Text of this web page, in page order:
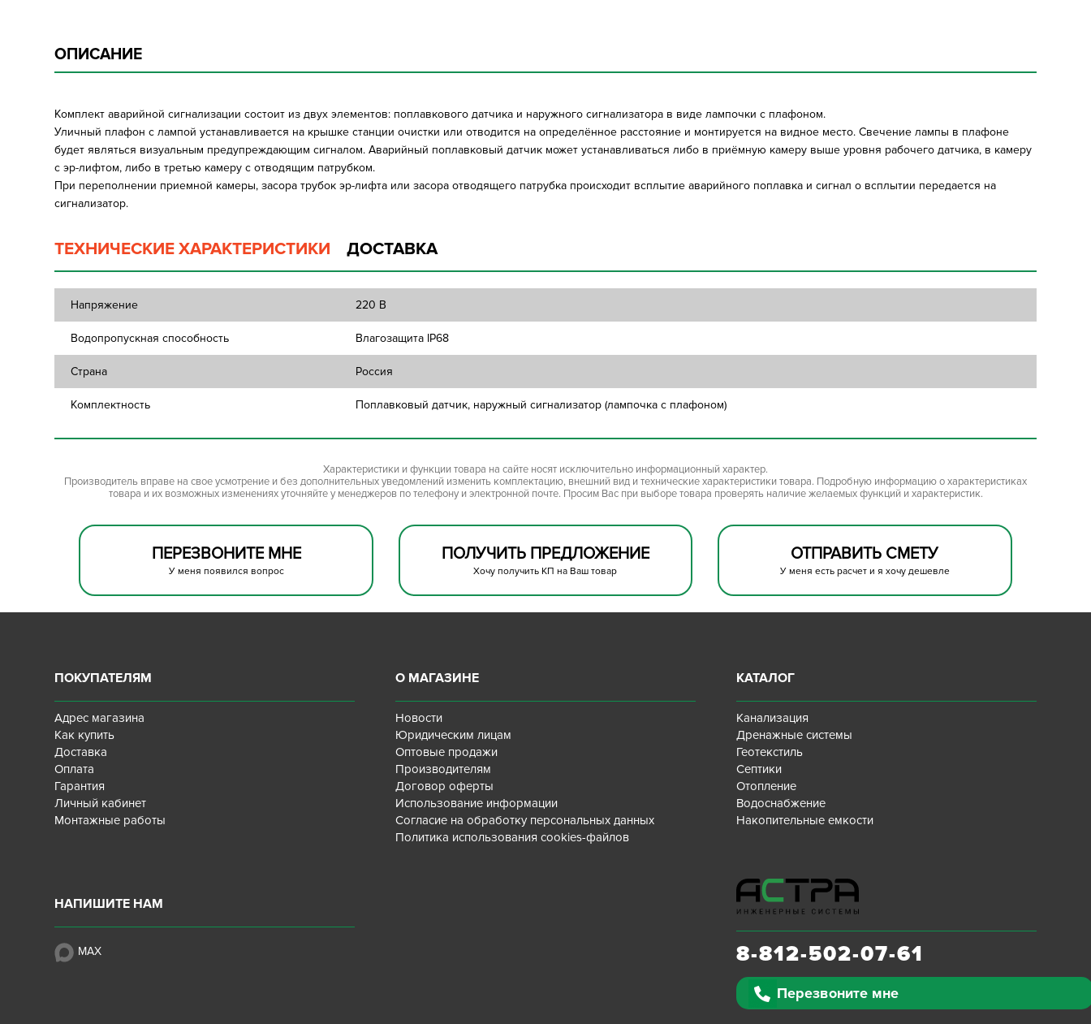
ОПИСАНИЕ
Комплект аварийной сигнализации состоит из двух элементов: поплавкового датчика и наружного сигнализатора в виде лампочки с плафоном.
Уличный плафон с лампой устанавливается на крышке станции очистки или отводится на определённое расстояние и монтируется на видное место. Свечение лампы в плафоне
будет являться визуальным предупреждающим сигналом. Аварийный поплавковый датчик может устанавливаться либо в приёмную камеру выше уровня рабочего датчика, в камеру
с эр-лифтом, либо в третью камеру с отводящим патрубком.
При переполнении приемной камеры, засора трубок эр-лифта или засора отводящего патрубка происходит всплытие аварийного поплавка и сигнал о всплытии передается на
сигнализатор.
ТЕХНИЧЕСКИЕ ХАРАКТЕРИСТИКИ ДОСТАВКА
Напряжение 220 В
Водопропускная способность Влагозащита IP68
Страна Россия
Комплектность Поплавковый датчик, наружный сигнализатор (лампочка с плафоном)
Характеристики и функции товара на сайте носят исключительно информационный характер.
Производитель вправе на свое усмотрение и без дополнительных уведомлений изменить комплектацию, внешний вид и технические характеристики товара. Подробную информацию о характеристиках
товара и их возможных изменениях уточняйте у менеджеров по телефону и электронной почте. Просим Вас при выборе товара проверять наличие желаемых функций и характеристик.
ПЕРЕЗВОНИТЕ МНЕ
У меня появился вопрос
ПОЛУЧИТЬ ПРЕДЛОЖЕНИЕ
Хочу получить КП на Ваш товар
ОТПРАВИТЬ СМЕТУ
У меня есть расчет и я хочу дешевле
8-812-502-07-61
Перезвоните мне
ПОКУПАТЕЛЯМ
Адрес магазина
Как купить
Доставка
Оплата
Гарантия
Личный кабинет
Монтажные работы
О МАГАЗИНЕ
Новости
Юридическим лицам
Оптовые продажи
Производителям
Договор оферты
Использование информации
Согласие на обработку персональных данных
Политика использования cookies-файлов
КАТАЛОГ
Канализация
Дренажные системы
Геотекстиль
Септики
Отопление
Водоснабжение
Накопительные емкости
НАПИШИТЕ НАМ
MAX